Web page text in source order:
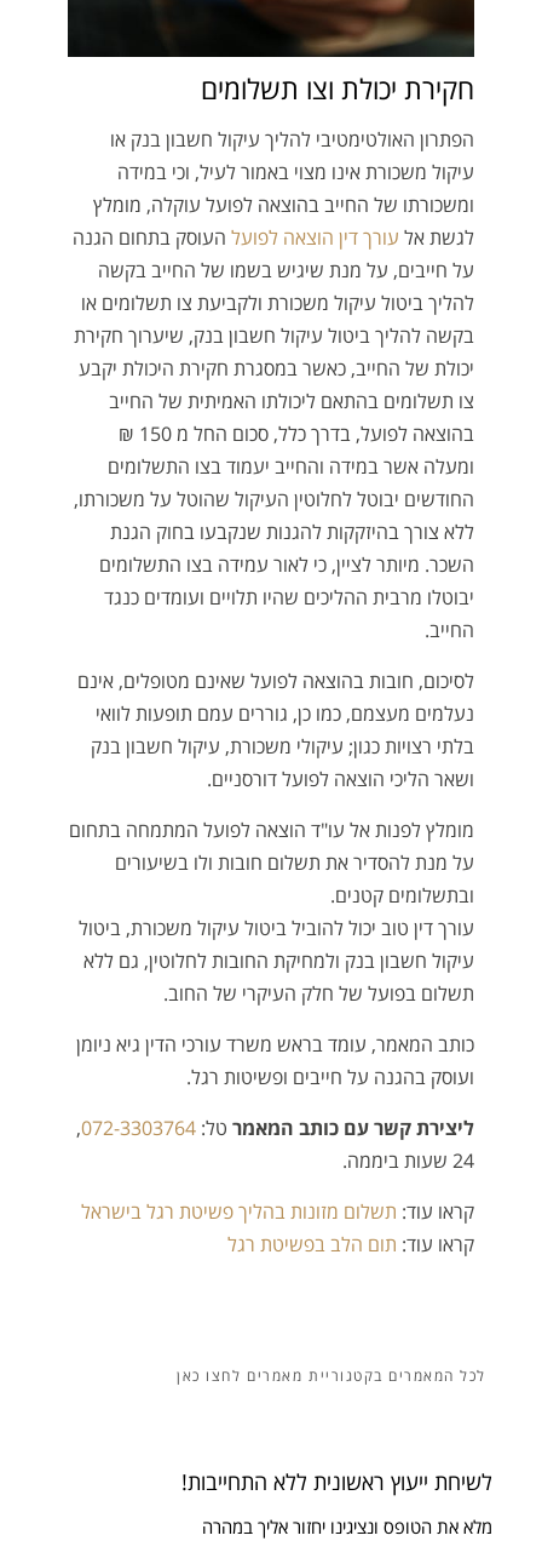
חקירת יכולת וצו תשלומים
הפתרון האולטימטיבי להליך עיקול חשבון בנק או
עיקול משכורת אינו מצוי באמור לעיל, וכי במידה
ומשכורתו של החייב בהוצאה לפועל עוקלה, מומלץ
לגשת אל עורך דין הוצאה לפועל העוסק בתחום הגנה
על חייבים, על מנת שיגיש בשמו של החייב בקשה
להליך ביטול עיקול משכורת ולקביעת צו תשלומים או
בקשה להליך ביטול עיקול חשבון בנק, שיערוך חקירת
יכולת של החייב, כאשר במסגרת חקירת היכולת יקבע
צו תשלומים בהתאם ליכולתו האמיתית של החייב
בהוצאה לפועל, בדרך כלל, סכום החל מ 150 ₪
ומעלה אשר במידה והחייב יעמוד בצו התשלומים
החודשים יבוטל לחלוטין העיקול שהוטל על משכורתו,
ללא צורך בהיזקקות להגנות שנקבעו בחוק הגנת
השכר. מיותר לציין, כי לאור עמידה בצו התשלומים
יבוטלו מרבית ההליכים שהיו תלויים ועומדים כנגד
החייב.
לסיכום, חובות בהוצאה לפועל שאינם מטופלים, אינם
נעלמים מעצמם, כמו כן, גוררים עמם תופעות לוואי
בלתי רצויות כגון; עיקולי משכורת, עיקול חשבון בנק
ושאר הליכי הוצאה לפועל דורסניים.
מומלץ לפנות אל עו"ד הוצאה לפועל המתמחה בתחום
על מנת להסדיר את תשלום חובות ולו בשיעורים
ובתשלומים קטנים.
עורך דין טוב יכול להוביל ביטול עיקול משכורת, ביטול
עיקול חשבון בנק ולמחיקת החובות לחלוטין, גם ללא
תשלום בפועל של חלק העיקרי של החוב.
כותב המאמר, עומד בראש משרד עורכי הדין גיא ניומן
ועוסק בהגנה על חייבים ופשיטות רגל.
ליצירת קשר עם כותב המאמר טל:072-3303764
,
24 שעות ביממה.
קראו עוד: תשלום מזונות בהליך פשיטת רגל בישראל
קראו עוד: תום הלב בפשיטת רגל
מאמרים
לשיחת ייעוץ ראשונית ללא התחייבות!
מלא את הטופס ונציגינו יחזור אליך במהרה